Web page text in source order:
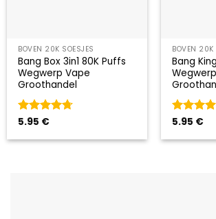
BOVEN 20K SOESJES
Bang Box 3in1 80K Puffs
Wegwerp Vape
Groothandel
Gewaardeerd
5.95 €
BOVEN 20K
Bang
5.95 €